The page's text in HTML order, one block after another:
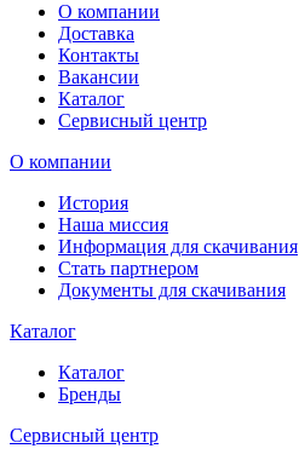
О компании
Доставка
Контакты
Вакансии
Каталог
Сервисный центр
О компании
История
Наша миссия
Информация для скачивания
Стать партнером
Документы для скачивания
Каталог
Каталог
Бренды
Сервисный центр